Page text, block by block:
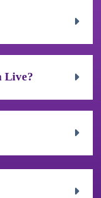
Live?
drag să